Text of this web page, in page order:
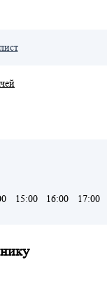
15:00 16:00 17:00